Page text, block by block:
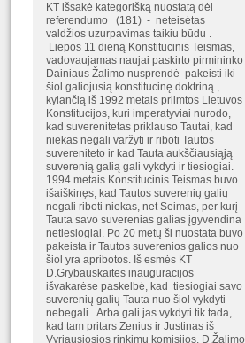
KT išsakė kategorišką nuostatą dėl
referendumo (181) - neteisėtas
valdžios uzurpavimas taikiu būdu .
Liepos 11 dieną Konstitucinis Teismas,
vadovaujamas naujai paskirto pirmininko
Dainiaus Žalimo nusprendė pakeisti iki
šiol galiojusią konstitucinę doktriną ,
kylančią iš 1992 metais priimtos Lietuvos
Konstitucijos, kuri imperatyviai nurodo,
kad suverenitetas priklauso Tautai, kad
niekas negali varžyti ir riboti Tautos
suvereniteto ir kad Tauta aukščiausiąją
suverenią galią gali vykdyti ir tiesiogiai.
1994 metais Konstitucinis Teismas buvo
išaiškinęs, kad Tautos suverenių galių
negali riboti niekas, net Seimas, per kurį
Tauta savo suverenias galias įgyvendina
netiesiogiai. Po 20 metų ši nuostata buvo
pakeista ir Tautos suverenios galios nuo
šiol yra apribotos. Iš esmės KT
D.Grybauskaitės inauguracijos
išvakarėse paskelbė, kad tiesiogiai savo
suverenių galių Tauta nuo šiol vykdyti
nebegali . Arba gali jas vykdyti tik tada,
kad tam pritars Zenius ir Justinas iš
Vyriausiosios rinkimų komisijos. D.Žalimo